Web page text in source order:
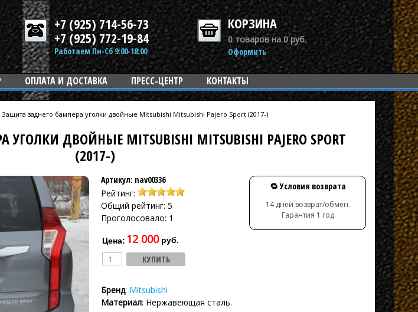
+7 (925) 714-56-73
+7 (925) 772-19-84
Работаем Пн-Сб 9:00-18:00
КОРЗИНА
0 товаров на 0 руб.
Оформить
ОПЛАТА И ДОСТАВКА ПРЕСС-ЦЕНТР КОНТАКТЫ
Защита заднего бампера уголки двойные Mitsubishi Mitsubishi Pajero Sport (2017-)
ДВОЙНЫЕ MITSUBISHI MITSUBISHI PAJERO SPORT
(2017-)
Артикул: nav00336
Рейтинг:
Общий рейтинг: 5
Проголосовало: 1
Цена: 12 000руб.
Бренд: Mitsubishi
Материал: Нержавеющая сталь.
🔁 Условия возврата
14 дней возврат/обмен.
Гарантия 1 год